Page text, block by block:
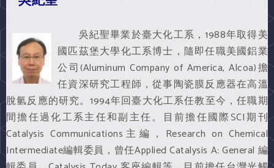
吳紀聖畢業於臺大化工系，1988年取得美
國匹茲堡大學化工系博士，隨即任職美國鋁業
公司(Aluminum Company of America, Alcoa)擔
任資深研究工程師，從事陶瓷膜反應器在高溫
脫氫反應的研究。1994年回臺大化工系任教至今，任職期
間擔任過化工系主任和副主任。目前擔任國際SCI期刊
Catalysis Communications主編，Research on Chemical
Intermediate編輯委員，曾任Applied Catalysis A: General 編